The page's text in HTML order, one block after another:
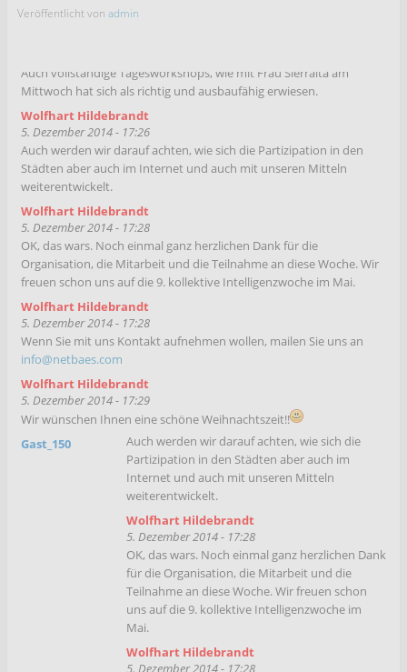
Veröffentlicht von admin
Daten, Datenklau oder auch kritische Anwendungen.
Auch vollständige Tagesworkshops, wie mit Frau Sierralta am
Mittwoch hat sich als richtig und ausbaufähig erwiesen.
Wolfhart Hildebrandt
5. Dezember 2014 - 17:26
Auch werden wir darauf achten, wie sich die Partizipation in den
Städten aber auch im Internet und auch mit unseren Mitteln
weiterentwickelt.
Wolfhart Hildebrandt
5. Dezember 2014 - 17:28
OK, das wars. Noch einmal ganz herzlichen Dank für die
Organisation, die Mitarbeit und die Teilnahme an diese Woche. Wir
freuen schon uns auf die 9. kollektive Intelligenzwoche im Mai.
Wolfhart Hildebrandt
5. Dezember 2014 - 17:28
Wenn Sie mit uns Kontakt aufnehmen wollen, mailen Sie uns an
info@netbaes.com
Wolfhart Hildebrandt
5. Dezember 2014 - 17:29
Wir wünschen Ihnen eine schöne Weihnachtszeit!!
Gast_150
Wolfhart Hildebrandt
5. Dezember 2014 - 17:22
der kollektiven Intelligenz.
Wolfhart Hildebrandt
5. Dezember 2014 - 17:22
Das Thema entwickelt sich weiter, wir werden
das an einem Tag vorstellen.. Themen, Inhalte,
Strukturen, Angebote etc.
5. Dezember 2014 - 17:23
und wir werden auch aufzeigen, was heute gut
geklappt hat, wo kollektive Intelligenzprozesse
gestört werden durch Missbrauch der Daten,
Datenklau oder auch kritische Anwendungen.
Wolfhart Hildebrandt
5. Dezember 2014 - 17:25
Auch vollständige Tagesworkshops, wie mit
und ausbaufähig erwiesen.
Wolfhart Hildebrandt
5. Dezember 2014 - 17:26
Auch werden wir darauf achten, wie sich die
Partizipation in den Städten aber auch im
Internet und auch mit unseren Mitteln
weiterentwickelt.
Wolfhart Hildebrandt
5. Dezember 2014 - 17:28
OK, das wars. Noch einmal ganz herzlichen Dank
für die Organisation, die Mitarbeit und die
Teilnahme an diese Woche. Wir freuen schon
uns auf die 9. kollektive Intelligenzwoche im
Mai.
Wolfhart Hildebrandt
5. Dezember 2014 - 17:28